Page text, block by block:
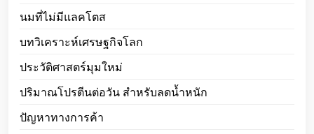
นมที่ไม่มีแลคโตส
บทวิเคราะห์เศรษฐกิจโลก
ประวัติศาสตร์มุมใหม่
ปริมาณโปรตีนต่อวัน สำหรับลดน้ำหนัก
ปัญหาทางการค้า